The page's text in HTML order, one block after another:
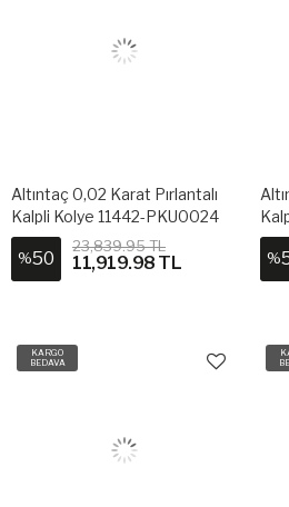
Altıntaç 0,02 Karat Pırlantalı
Kalpli Kolye 11442-PKU0024
%50
23,839.95 TL
11,919.98 TL %
KARGO
BEDAVA